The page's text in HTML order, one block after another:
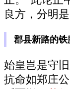
良方，分明
郡县新路的铁
始皇岂是守
抗命如郑庄